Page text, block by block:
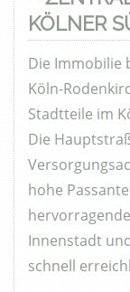
KÖLNER
Die Immobilie
Köln-
Stadtteile im
Die
hohe
Innenstadt
schnell